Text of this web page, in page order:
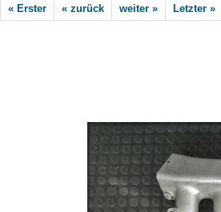
« Erster « zurück weiter » Letzter »